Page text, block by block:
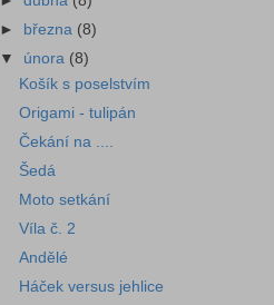
► března (8)
▼ února (8)
Košík s poselstvím
Origami - tulipán
Čekání na ....
Šedá
Moto setkání
Víla č. 2
Andělé
Háček versus jehlice